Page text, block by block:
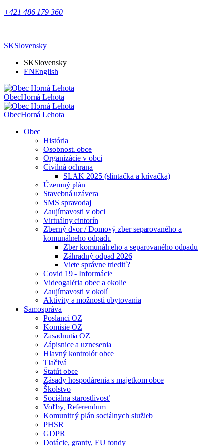
+421 486 179 360
SKSlovensky
SKSlovensky
ENEnglish
ObecHorná Lehota
ObecHorná Lehota
Obec
História
Osobnosti obce
Organizácie v obci
Civilná ochrana
SLAK 2025 (slintačka a krívačka)
Územný plán
Stavebná uzávera
SMS spravodaj
Zaujímavosti v obci
Virtuálny cintorín
Zberný dvor / Domový zber separovaného a
komunálneho odpadu
Zber komunálneho a separovaného odpadu
Záhradný odpad 2026
Viete správne triediť?
Covid 19 - Informácie
Videogaléria obec a okolie
Zaujímavosti v okolí
Aktivity a možnosti ubytovania
Samospráva
Poslanci OZ
Komisie OZ
Zasadnutia OZ
Zápisnice a uznesenia
Hlavný kontrolór obce
Tlačivá
Štatút obce
Zásady hospodárenia s majetkom obce
Školstvo
Sociálna starostlivosť
Voľby, Referendum
Komunitný plán sociálnych služieb
PHSR
GDPR
Dotácie, granty, EU fondy